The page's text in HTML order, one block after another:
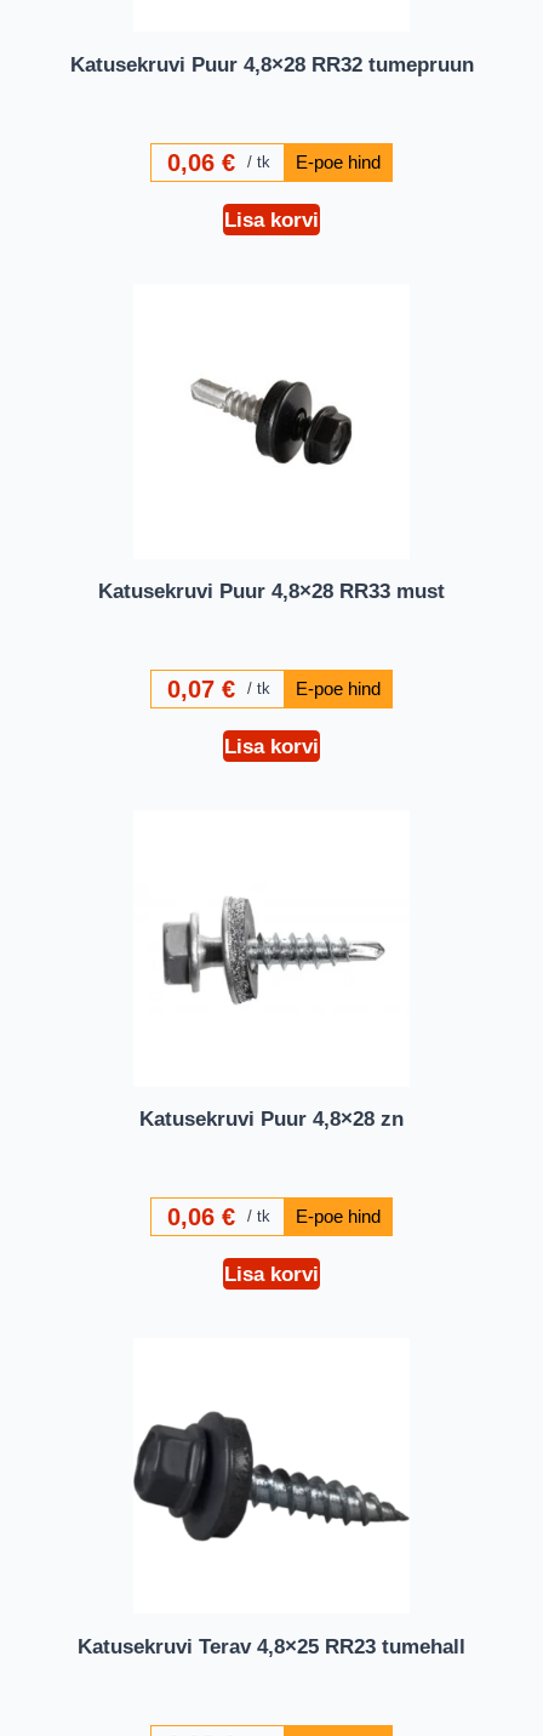
Katusekruvi Puur 4,8×28 RR32 tumepruun
0,06€ tk
Lisa korvi
Katusekruvi Puur 4,8×28 RR33 must
0,07€ tk
Lisa korvi
Katusekruvi Puur 4,8×28 zn
0,06€ tk
Lisa korvi
Katusekruvi Terav 4,8×25 RR23 tumehall